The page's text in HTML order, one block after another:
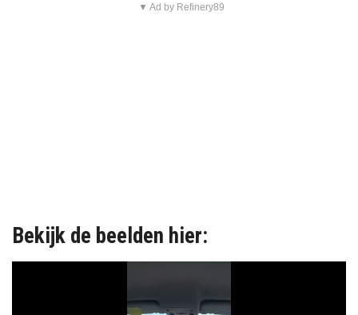
▼ Ad by Refinery89
Bekijk de beelden hier: